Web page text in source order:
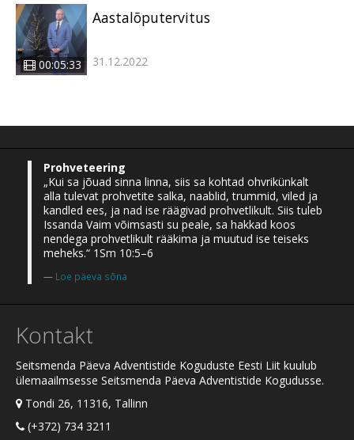
00:05:33
Aastalõputervitus
31.12.2022
Prohveteering
„Kui sa jõuad sinna linna, siis sa kohtad ohvrikünkalt
alla tulevat prohvetite salka, naablid, trummid, viled ja
kandled ees, ja nad ise räägivad prohvetlikult. Siis tuleb
Issanda Vaim võimsasti su peale, sa hakkad koos
nendega prohvetlikult rääkima ja muutud ise teiseks
meheks.“ 1Sm 10:5–6
Loe päeva sõna
Kontakt
Seitsmenda Päeva Adventistide Koguduste Eesti Liit kuulub
ülemaailmsesse Seitsmenda Päeva Adventistide Kogudusse.
Tondi 26, 11316, Tallinn
(+372) 734 3211